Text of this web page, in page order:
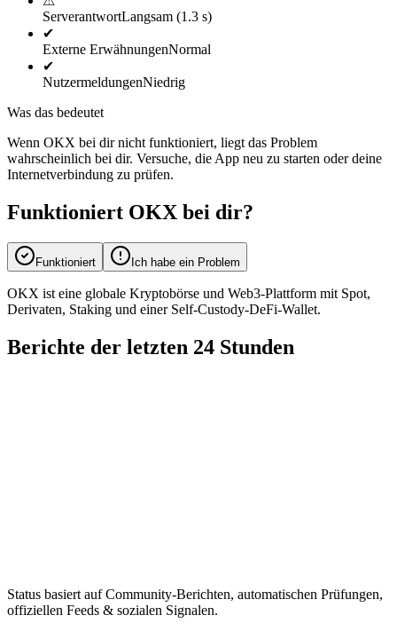
ServerantwortLangsam (1.3 s)
✔
Externe ErwähnungenNormal
✔
NutzermeldungenNiedrig
Was das bedeutet
Wenn OKX bei dir nicht funktioniert, liegt das Problem
wahrscheinlich bei dir. Versuche, die App neu zu starten oder deine
Internetverbindung zu prüfen.
Funktioniert OKX bei dir?
Funktioniert Ich habe ein Problem
OKX ist eine globale Kryptobörse und Web3-Plattform mit Spot,
Derivaten, Staking und einer Self-Custody-DeFi-Wallet.
Berichte der letzten 24 Stunden
Status basiert auf Community-Berichten, automatischen Prüfungen,
offiziellen Feeds & sozialen Signalen.